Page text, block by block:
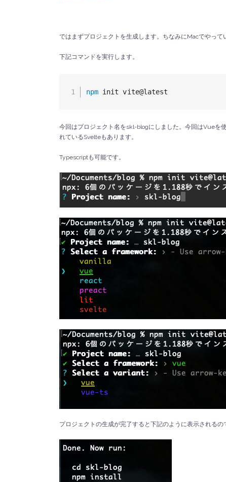
ではまずプロジェクトを生成します。ちなみにMacでやって
下記コマンドを実行します。
npm init vite@latest
今回はプロジェクト名をskl-blogにしました。今回はVueを
れているSvelteもあります。
Typescriptも可能です。
プロジェクトの生成が完了すると下記のように表示されるの